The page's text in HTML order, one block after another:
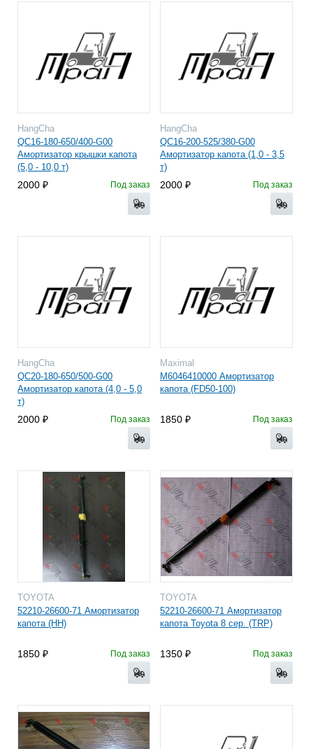
HangCha
QC16-180-650/400-G00
Амортизатор крышки капота
(5,0 - 10,0 т)
2000 Под заказ
HangCha
QC16-200-525/380-G00
Амортизатор капота (1,0 - 3,5
т)
2000 Под заказ
HangCha
QC20-180-650/500-G00
Амортизатор капота (4,0 - 5,0
т)
2000 Под заказ
Maximal
M6046410000 Амортизатор
капота (FD50-100)
1850 Под заказ
TOYOTA
52210-26600-71 Амортизатор
капота (HH)
1850 Под заказ
TOYOTA
52210-26600-71 Амортизатор
капота Toyota 8 сер. (TRP)
1350 Под заказ